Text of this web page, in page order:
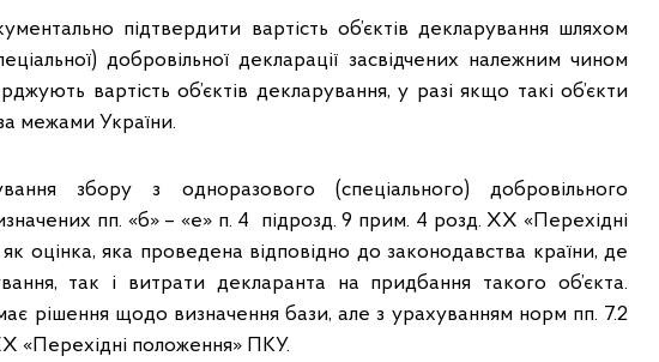
підтвердити вартість об’єктів декларування шляхом
добровільної декларації засвідчених належним чином
вартість об’єктів декларування, у разі якщо такі об’єкти
межами України.
збору з одноразового (спеціального) добровільного
пп. «б» – «е» п. 4 підрозд. 9 прим. 4 розд. ХХ «Перехідні
оцінка, яка проведена відповідно до законодавства країни, де
так і витрати декларанта на придбання такого об’єкта.
рішення щодо визначення бази, але з урахуванням норм пп. 7.2
«Перехідні положення» ПКУ.